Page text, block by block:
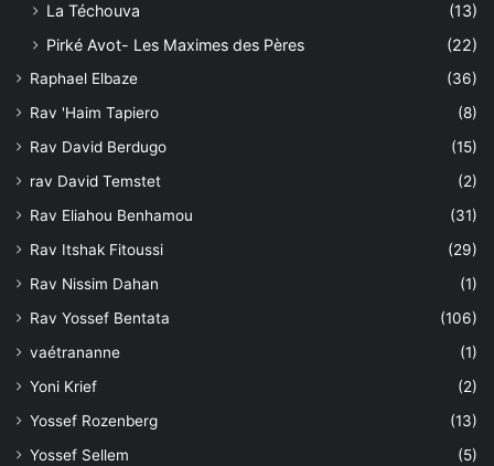
La Téchouva
(13)
Pirké Avot- Les Maximes des Pères
(22)
Raphael Elbaze
(36)
Rav 'Haim Tapiero
(8)
Rav David Berdugo
(15)
rav David Temstet
(2)
Rav Eliahou Benhamou
(31)
Rav Itshak Fitoussi
(29)
Rav Nissim Dahan
(1)
Rav Yossef Bentata
(106)
vaétrananne
(1)
Yoni Krief
(2)
Yossef Rozenberg
(13)
Yossef Sellem
(5)